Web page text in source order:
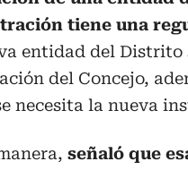
tiene una
entidad del
del Concejo,
necesita la nueva
señaló que